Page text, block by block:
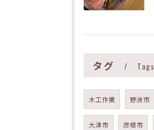
タグ Tags
木工作業 野洲市
大津市 彦根市